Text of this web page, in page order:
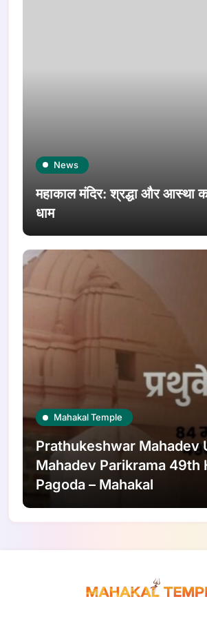
News
महाकाल मंदिर: श्रद्धा और आस्था
धाम
Mahakal Temple
Prathukeshwar Mahadev
Mahadev Parikrama 49th
Pagoda – Mahakal